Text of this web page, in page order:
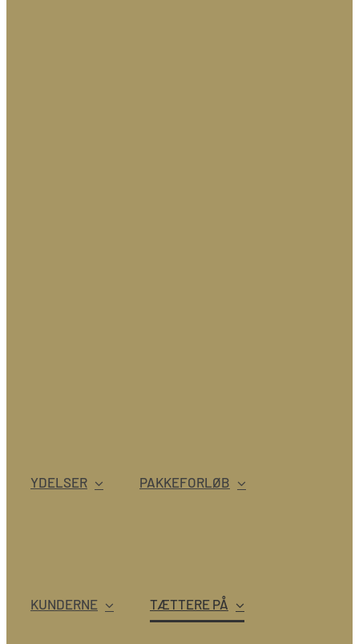
YDELSER PAKKEFORLØB
KUNDERNE TÆTTERE PÅ